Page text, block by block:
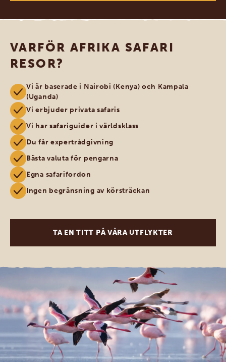
VARFÖR AFRIKA SAFARI
RESOR?
Vi är baserade i Nairobi (Kenya) och Kampala
(Uganda)
Vi erbjuder privata safaris
Vi har safariguider i världsklass
Du får expertrådgivning
Bästa valuta för pengarna
Egna safarifordon
Ingen begränsning av körsträckan
TA EN TITT PÅ VÅRA UTFLYKTER